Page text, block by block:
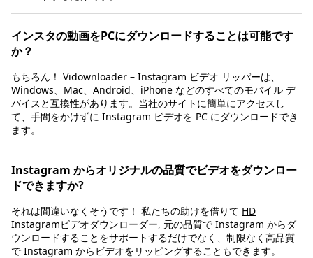
インスタの動画をPCにダウンロードすることは可能です
か？
もちろん！ Vidownloader – Instagram ビデオ リッパーは、
Windows、Mac、Android、iPhone などのすべてのモバイル デ
バイスと互換性があります。当社のサイトに簡単にアクセスし
て、手間をかけずに Instagram ビデオを PC にダウンロードでき
ます。
Instagram からオリジナルの品質でビデオをダウンロー
ドできますか?
それは間違いなくそうです！ 私たちの助けを借りて HD
Instagramビデオダウンローダー, 元の品質で Instagram からダ
ウンロードすることをサポートするだけでなく、制限なく高品質
で Instagram からビデオをリッピングすることもできます。